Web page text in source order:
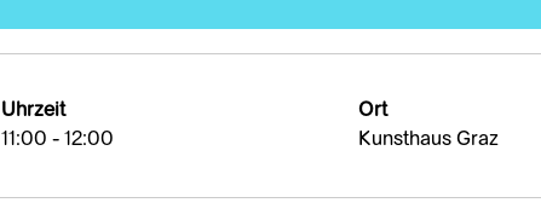
Uhrzeit
11:00 - 12:00
Ort
Kunsthaus Graz